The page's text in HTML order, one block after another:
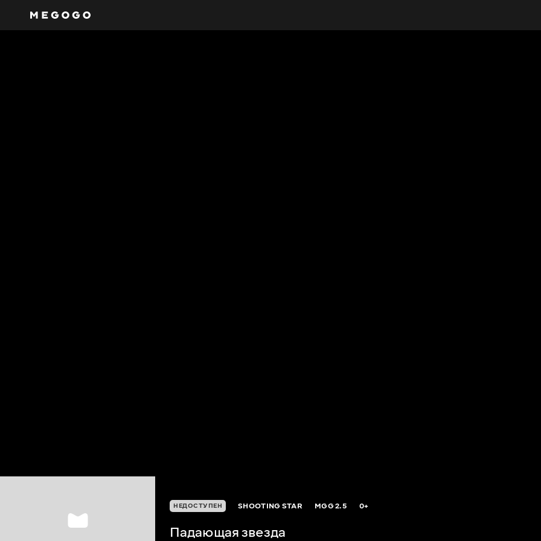
НЕДОСТУПЕН SHOOTING STAR MGG2.5 0+
Падающая звезда